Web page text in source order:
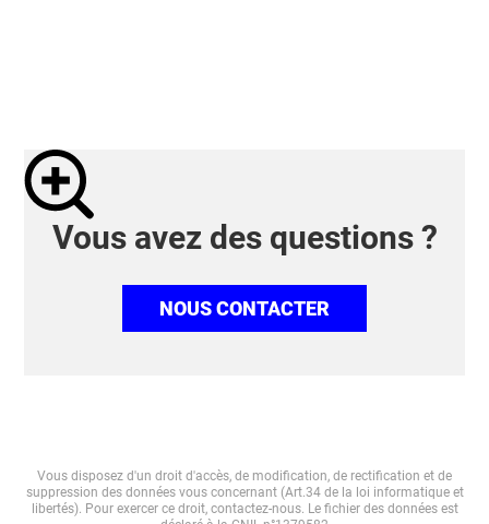
Vous avez des questions ?
NOUS CONTACTER
Vous disposez d'un droit d'accès, de modification, de rectification et de
suppression des données vous concernant (Art.34 de la loi informatique et
libertés). Pour exercer ce droit, contactez-nous. Le fichier des données est